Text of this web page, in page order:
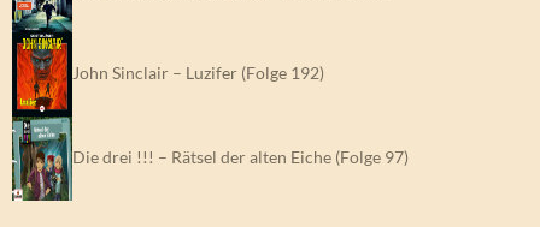
John Sinclair – Luzifer (Folge 192)
Die drei !!! – Rätsel der alten Eiche (Folge 97)